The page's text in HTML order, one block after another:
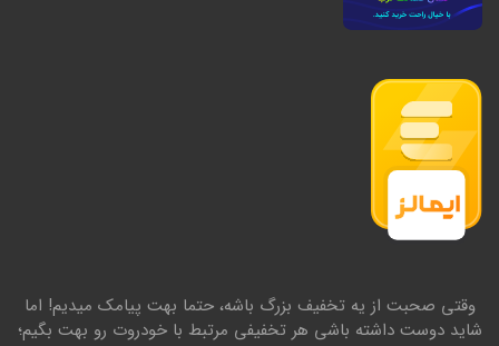
وقتی صحبت از یه تخفیف بزرگ باشه، حتما بهت پیامک میدیم! اما
شاید دوست داشته باشی هر تخفیفی مرتبط با خودروت رو بهت بگیم؛